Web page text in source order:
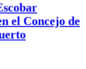
el Concejo de